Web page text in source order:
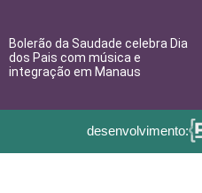
Bolerão da Saudade celebra Dia
dos Pais com música e
integração em Manaus
desenvolvimento: